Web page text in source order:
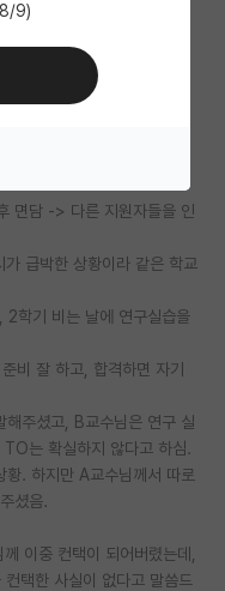
4학년 2학기생입니다.
면담 -> 다른 지원자들을 인
급박한 상황이라 같은 학교
2학기 비는 날에 연구실습을
비 잘 하고, 합격하면 자기
주셨고, B교수님은 연구 실
는 확실하지 않다고 하심.
. 하지만 A교수님께서 따로
셨음.
이중 컨택이 되어버렸는데,
택한 사실이 없다고 말씀드
9)